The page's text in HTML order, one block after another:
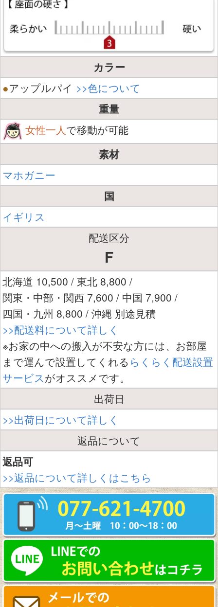
カラー
●アップルパイ >>色について
重量
女性一人で移動が可能
素材
マホガニー
国
イギリス
配送区分
F
北海道 10,500 / 東北 8,800 /
関東・中部・関西 7,600 / 中国 7,900 /
四国・九州 8,800 / 沖縄 別途見積
>>配送料について詳しく
※お家の中への搬入が不安な方には、お部屋
まで運んで設置してくれる らくらく配送設置
サービスがオススメです。
出荷日
>>出荷日について詳しく
返品について
返品可
>>返品について詳しくはこちら